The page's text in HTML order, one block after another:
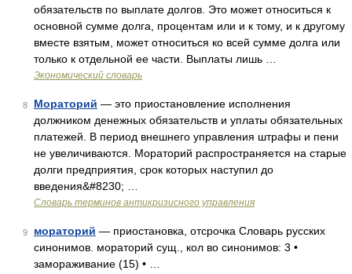
обязательств по выплате долгов. Это может относиться к
основной сумме долга, процентам или и к тому, и к другому
вместе взятым, может относиться ко всей сумме долга или
только к отдельной ее части. Выплаты лишь …
Экономический словарь
8 Мораторий — это приостановление исполнения
должником денежных обязательств и уплаты обязательных
платежей. В период внешнего управления штрафы и пени
не увеличиваются. Мораторий распространяется на старые
долги предприятия, срок которых наступил до
введения&#8230; …
Словарь терминов антикризисного управления
9 мораторий — приостановка, отсрочка Словарь русских
синонимов. мораторий сущ., кол во синонимов: 3 •
замораживание (15) • …